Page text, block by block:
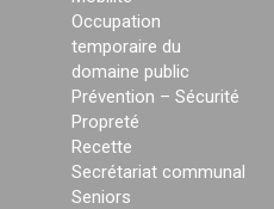
Occupation
temporaire du
domaine public
Prévention – Sécurité
Propreté
Recette
Secrétariat communal
Seniors